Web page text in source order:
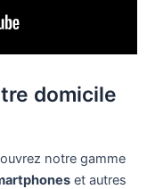
domicile
notre gamme
et autres